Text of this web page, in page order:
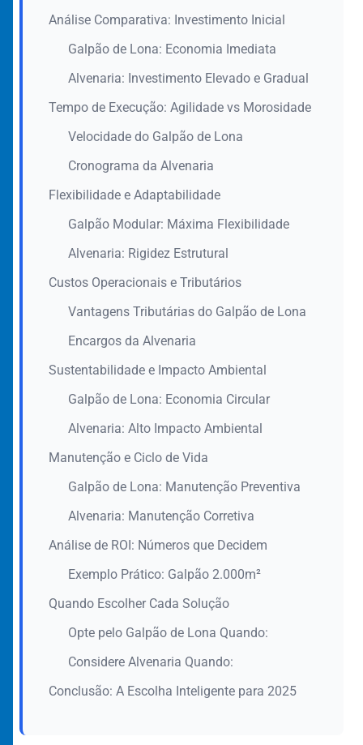
Análise Comparativa: Investimento Inicial
Galpão de Lona: Economia Imediata
Alvenaria: Investimento Elevado e Gradual
Tempo de Execução: Agilidade vs Morosidade
Velocidade do Galpão de Lona
Cronograma da Alvenaria
Flexibilidade e Adaptabilidade
Galpão Modular: Máxima Flexibilidade
Alvenaria: Rigidez Estrutural
Custos Operacionais e Tributários
Vantagens Tributárias do Galpão de Lona
Encargos da Alvenaria
Sustentabilidade e Impacto Ambiental
Galpão de Lona: Economia Circular
Alvenaria: Alto Impacto Ambiental
Manutenção e Ciclo de Vida
Galpão de Lona: Manutenção Preventiva
Alvenaria: Manutenção Corretiva
Análise de ROI: Números que Decidem
Exemplo Prático: Galpão 2.000m²
Quando Escolher Cada Solução
Opte pelo Galpão de Lona Quando:
Considere Alvenaria Quando:
Conclusão: A Escolha Inteligente para 2025